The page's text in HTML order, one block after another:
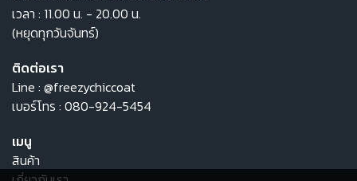
เวลา : 11.00 น. - 20.00 น.
(หยุดทุกวันจันทร์)
ติดต่อเรา
Line : @freezychiccoat
เบอร์โทร : 080-924-5454
เมนู
สินค้า